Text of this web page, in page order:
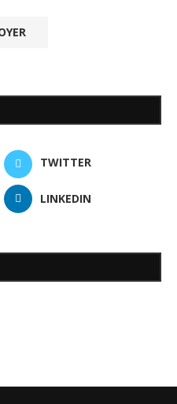
TWITTER
LINKEDIN